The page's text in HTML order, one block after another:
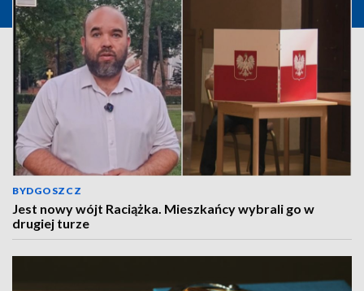
BYDGOSZCZ
Jest nowy wójt Raciążka. Mieszkańcy wybrali go w
drugiej turze